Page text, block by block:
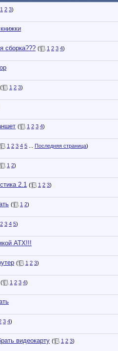
1 2 3)
сборка??? ( 1 2 3 4)
( 1 2 3)
( 1 2 3 4)
1 2 3 4 5 Последняя страница)
1 2)
2.1 ( 1 2 3)
( 1 2)
2 3 4 5)
ATX!!!
( 1 2 3)
( 1 2 3 4)
3 4)
видеокарту ( 1 2 3)